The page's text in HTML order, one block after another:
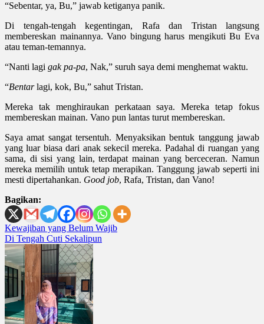
“Sebentar, ya, Bu,” jawab ketiganya panik.
Di tengah-tengah kegentingan, Rafa dan Tristan langsung
membereskan mainannya. Vano bingung harus mengikuti Bu Eva
atau teman-temannya.
“Nanti lagi gak pa-pa, Nak,” suruh saya demi menghemat waktu.
“Bentarlagi, kok, Bu,” sahut Tristan.
Mereka tak menghiraukan perkataan saya. Mereka tetap fokus
membereskan mainan. Vano pun lantas turut membereskan.
Saya amat sangat tersentuh. Menyaksikan bentuk tanggung jawab
yang luar biasa dari anak sekecil mereka. Padahal di ruangan yang
sama, di sisi yang lain, terdapat mainan yang berceceran. Namun
mereka memilih untuk tetap merapikan. Tanggung jawab seperti ini
mesti dipertahankan. Good job, Rafa, Tristan, dan Vano!
Bagikan:
Post
navigation
Kewajiban yang Belum Wajib
Di Tengah Cuti Sekalipun